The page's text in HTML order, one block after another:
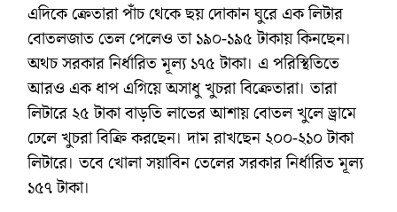
এদিকে ক্রেতারা পাঁচ থেকে ছয় দোকান ঘুরে এক লিটার
বোতলজাত তেল পেলেও তা ১৯০-১৯৫ টাকায় কিনছেন।
অথচ সরকার নির্ধারিত মূল্য ১৭৫ টাকা। এ পরিস্থিতিতে
আরও এক ধাপ এগিয়ে অসাধু খুচরা বিক্রেতারা। তারা
লিটারে ২৫ টাকা বাড়তি লাভের আশায় বোতল খুলে ড্রামে
ঢেলে খুচরা বিক্রি করছেন। দাম রাখছেন ২০০-২১০ টাকা
লিটারে। তবে খোলা সয়াবিন তেলের সরকার নির্ধারিত মূল্য
১৫৭ টাকা।